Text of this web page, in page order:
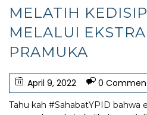
MELATIH
MELALUI
PRAMUKA
April 9, 2022 0
Tahu kah #SahabatYPID bahwa